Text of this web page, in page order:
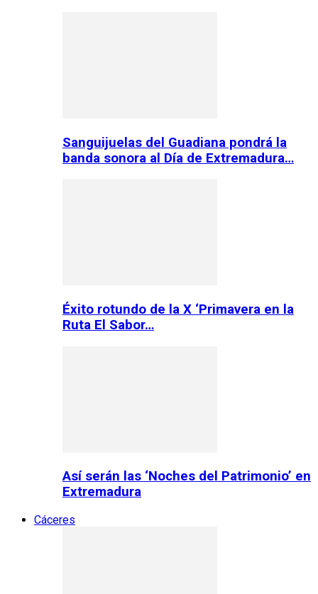
Sanguijuelas del Guadiana pondrá la
banda sonora al Día de Extremadura…
Éxito rotundo de la X ‘Primavera en la
Ruta El Sabor…
Así serán las ‘Noches del Patrimonio’ en
Extremadura
Cáceres